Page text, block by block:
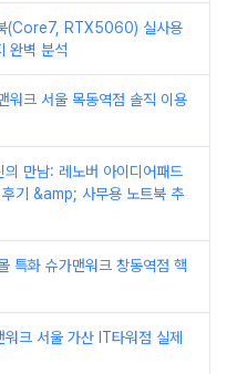
(Core7, RTX5060) 실사용
완벽 분석
워크 서울 목동역점 솔직 이용
만남: 레노버 아이디어패드
기 &amp; 사무용 노트북 추
특화 슈가맨워크 창동역점 핵
크 서울 가산 IT타워점 실제